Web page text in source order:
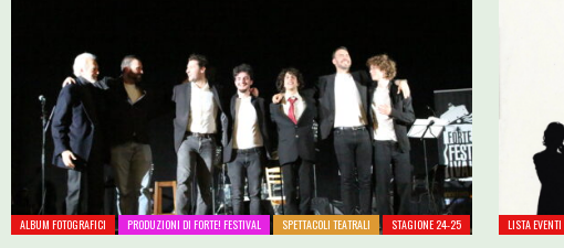
ALBUM FOTOGRAFICI PRODUZIONI DI FORTE! FESTIVAL SPETTACOLI TEATRALI STAGIONE 24-25 LISTA EVENTI